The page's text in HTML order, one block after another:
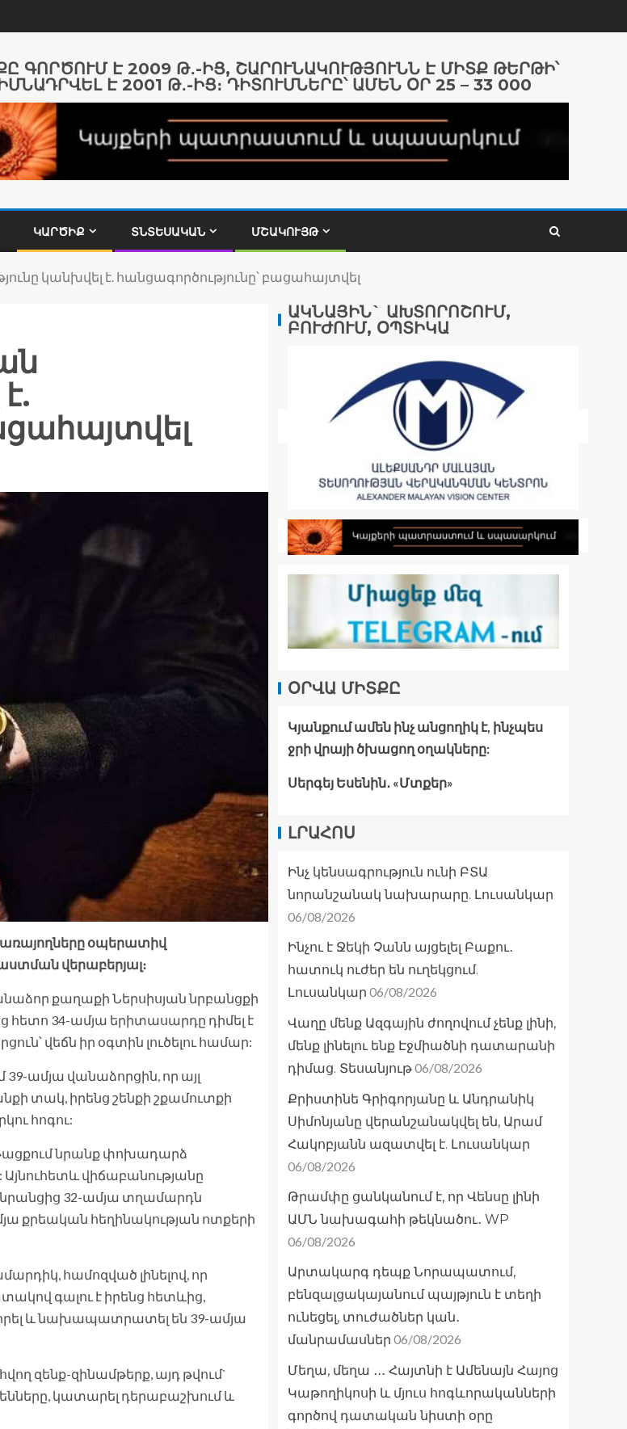
ԳՈՐԾՈՒՄ Է 2009 Թ․-ԻՑ, ՇԱՐՈՒՆԱԿՈՒԹՅՈՒՆՆ Է ՄԻՏՔ ԹԵՐԹԻ՝
Է 2001 Թ․-ԻՑ։ ԴԻՏՈՒՄՆԵՐԸ՝ ԱՄԵՆ ՕՐ 25 – 33 000
ԿԱՐԾԻՔ ՏՆՏԵՍԱԿԱՆ ՄՇԱԿՈՒՅԹ
կանխվել է. հանցագործությունը՝ բացահայտվել
օպերատիվ
վերաբերյալ։
քաղաքի Ներսիսյան նրբանցքի
հետո 34-ամյա երիտասարդը դիմել է
վեճն իր օգտին լուծելու համար:
39-ամյա վանաձորցին, որ այլ
տակ, իրենց շենքի շքամուտքի
հոգու:
նրանք փոխադարձ
Այնուհետև վիճաբանությանը
32-ամյա տղամարդն
քրեական հեղինակության ոտքերի
համոզված լինելով, որ
գալու է իրենց հետևից,
և նախապատրատել են 39-ամյա
զենք-զինամթերք, այդ թվում`
կատարել դերաբաշխում և
ԱԿՆԱՅԻՆ` ԱԽՏՈՐՈՇՈՒՄ,
ԲՈՒԺՈՒՄ, ՕՊՏԻԿԱ
ՕՐՎԱ ՄԻՏՔԸ
Կյանքում ամեն ինչ անցողիկ է, ինչպես
ջրի վրայի ծխացող օղակները:
Սերգեյ Եսենին․ «Մտքեր»
ԼՐԱՀՈՍ
Ինչ կենսագրություն ունի ԲՏԱ
նորանշանակ նախարարը. Լուսանկար
06/08/2026
Ինչու է Ջեկի Չանն այցելել Բաքու․
հատուկ ուժեր են ուղեկցում.
Լուսանկար 06/08/2026
Վաղը մենք Ազգային ժողովում չենք լինի,
մենք լինելու ենք Էջմիածնի դատարանի
դիմաց. Տեսանյութ06/08/2026
Քրիստինե Գրիգորյանը և Անդրանիկ
Սիմոնյանը վերանշանակվել են, Արամ
Հակոբյանն ազատվել է. Լուսանկար
06/08/2026
Թրամփը ցանկանում է, որ Վենսը լինի
ԱՄՆ նախագահի թեկնածու․ WP
06/08/2026
Արտակարգ դեպք Նորապատում,
բենզալցակայանում պայթյուն է տեղի
ունեցել, տուժածներ կան․
մանրամասներ 06/08/2026
Մեղա, մեղա ․․․ Հայտնի է Ամենայն Հայոց
Կաթողիկոսի և մյուս հոգևորականների
գործով դատական նիստի օրը